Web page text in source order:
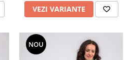
VEZI VARIANTE
NOU